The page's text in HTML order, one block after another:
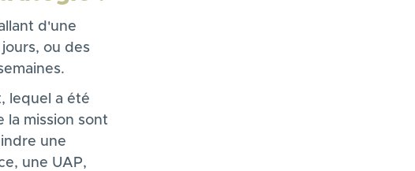
d'une
ou des
lequel a été
la mission sont
une
une UAP,